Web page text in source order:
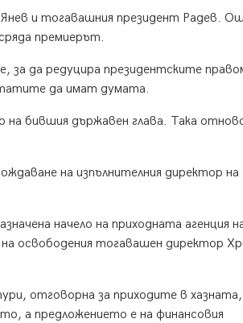
и тогавашния президент Радев.
премиерът.
да редуцира президентските
да имат думата.
на бившия държавен глава. Така
на изпълнителния директор на
начело на приходната агенция
освободения тогавашен директор
отговорна за приходите в
а предложението е на финансовия